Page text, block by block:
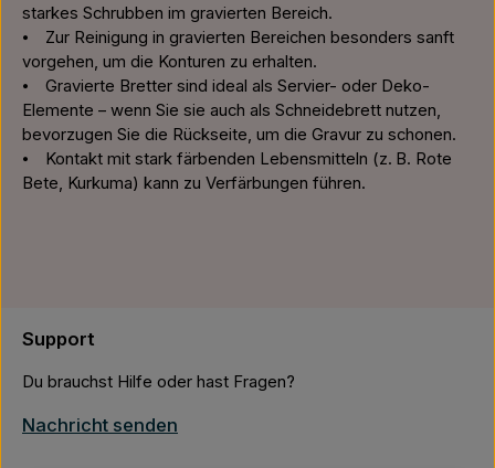
starkes Schrubben im gravierten Bereich.
⦁ Zur Reinigung in gravierten Bereichen besonders sanft
vorgehen, um die Konturen zu erhalten.
⦁ Gravierte Bretter sind ideal als Servier- oder Deko-
Elemente – wenn Sie sie auch als Schneidebrett nutzen,
bevorzugen Sie die Rückseite, um die Gravur zu schonen.
⦁ Kontakt mit stark färbenden Lebensmitteln (z. B. Rote
Bete, Kurkuma) kann zu Verfärbungen führen.
Support
Du brauchst Hilfe oder hast Fragen?
Nachricht senden